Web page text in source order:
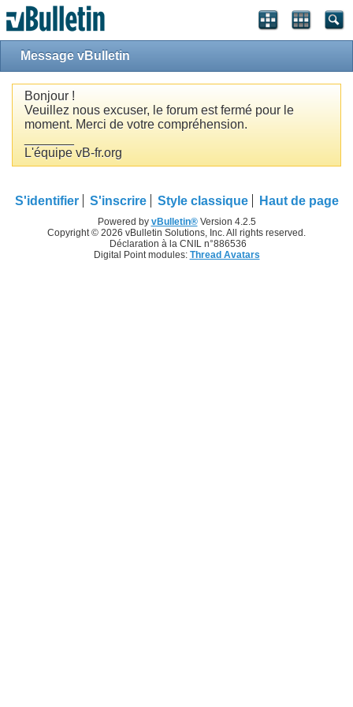
Message vBulletin
Bonjour !
Veuillez nous excuser, le forum est fermé pour le
moment. Merci de votre compréhension.
L'équipe vB-fr.org
S'identifier S'inscrire Style classique Haut de page
Powered by vBulletin®Version 4.2.5
Copyright © 2026 vBulletin Solutions, Inc. All rights reserved.
Déclaration à la CNIL n°886536
Digital Point modules: Thread Avatars